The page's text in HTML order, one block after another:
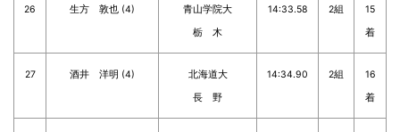
26 生方 敦也 (4)
青山学院大
栃 木
14:33.58 2組
15
着
27 酒井 洋明 (4)
北海道大
長 野
14:34.90 2組
16
着